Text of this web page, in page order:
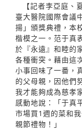
【記者李亞庭
臺大醫院國際會議
揚」頒獎典禮，本
楷模之一。范于真
於『永遠』和睦的
各種衝突。藉由這
小事回味了一番，
的父母親，因他們
我才能夠成為慈孝
感動地說：「于真
市場買1週的菜和
親節禮物！」